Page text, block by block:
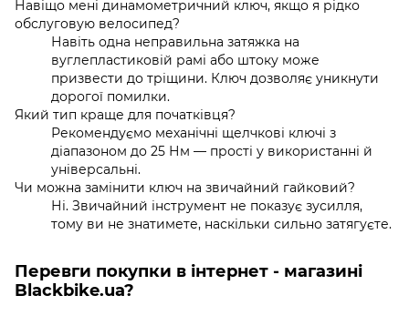
Навіщо мені динамометричний ключ, якщо я рідко
обслуговую велосипед?
Навіть одна неправильна затяжка на
вуглепластиковій рамі або штоку може
призвести до тріщини. Ключ дозволяє уникнути
дорогої помилки.
Який тип краще для початківця?
Рекомендуємо механічні щелчкові ключі з
діапазоном до 25 Нм — прості у використанні й
універсальні.
Чи можна замінити ключ на звичайний гайковий?
Ні. Звичайний інструмент не показує зусилля,
тому ви не знатимете, наскільки сильно затягуєте.
Перевги покупки в інтернет - магазині
Blackbike.ua?